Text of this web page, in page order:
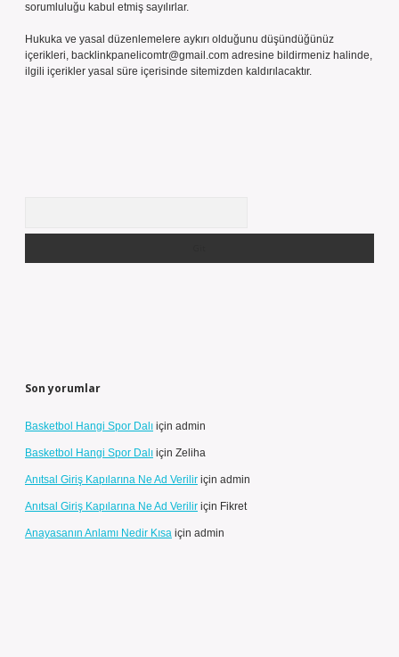
sorumluluğu kabul etmiş sayılırlar.
Hukuka ve yasal düzenlemelere aykırı olduğunu düşündüğünüz
içerikleri, backlinkpanelicomtr@gmail.com adresine bildirmeniz halinde,
ilgili içerikler yasal süre içerisinde sitemizden kaldırılacaktır.
Son yorumlar
Basketbol Hangi Spor Dalı için admin
Basketbol Hangi Spor Dalı için Zeliha
Anıtsal Giriş Kapılarına Ne Ad Verilir için admin
Anıtsal Giriş Kapılarına Ne Ad Verilir için Fikret
Anayasanın Anlamı Nedir Kısa için admin